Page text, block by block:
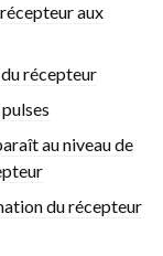
aux
récepteur
au niveau de
du récepteur